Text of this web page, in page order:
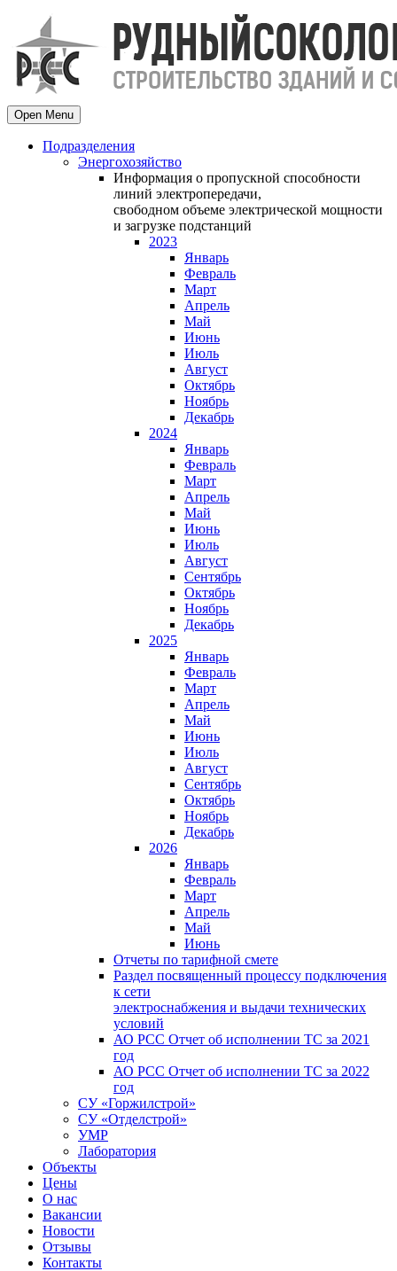
Open Menu
Подразделения
Энергохозяйство
Информация о пропускной способности
линий электропередачи,
свободном объеме электрической мощности
и загрузке подстанций
2023
Январь
Февраль
Март
Апрель
Май
Июнь
Июль
Август
Октябрь
Ноябрь
Декабрь
2024
Январь
Февраль
Март
Апрель
Май
Июнь
Июль
Август
Сентябрь
Октябрь
Ноябрь
Декабрь
2025
Январь
Февраль
Март
Апрель
Май
Июнь
Июль
Август
Сентябрь
Октябрь
Ноябрь
Декабрь
2026
Январь
Февраль
Март
Апрель
Май
Июнь
Отчеты по тарифной смете
Раздел посвященный процессу подключения
к сети
электроснабжения и выдачи технических
условий
АО РСС Отчет об исполнении ТС за 2021
год
АО РСС Отчет об исполнении ТС за 2022
год
СУ «Горжилстрой»
СУ «Отделстрой»
УМР
Лаборатория
Объекты
Цены
О нас
Вакансии
Новости
Отзывы
Контакты